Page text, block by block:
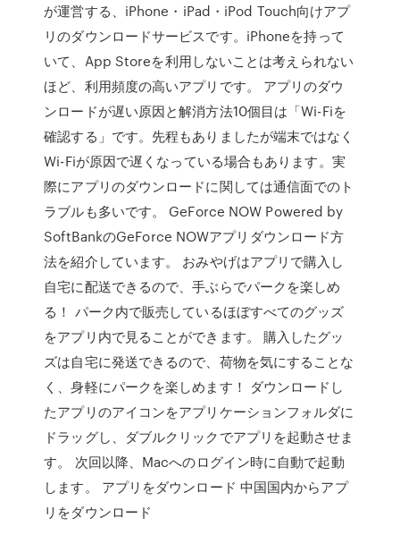
が運営する、iPhone・iPad・iPod Touch向けアプ
リのダウンロードサービスです。iPhoneを持って
いて、App Storeを利用しないことは考えられない
ほど、利用頻度の高いアプリです。 アプリのダウ
ンロードが遅い原因と解消方法10個目は「Wi-Fiを
確認する」です。先程もありましたが端末ではなく
Wi-Fiが原因で遅くなっている場合もあります。実
際にアプリのダウンロードに関しては通信面でのト
ラブルも多いです。 GeForce NOW Powered by
SoftBankのGeForce NOWアプリダウンロード方
法を紹介しています。 おみやげはアプリで購入し
自宅に配送できるので、手ぶらでパークを楽しめ
る！ パーク内で販売しているほぼすべてのグッズ
をアプリ内で見ることができます。 購入したグッ
ズは自宅に発送できるので、荷物を気にすることな
く、身軽にパークを楽しめます！ ダウンロードし
たアプリのアイコンをアプリケーションフォルダに
ドラッグし、ダブルクリックでアプリを起動させま
す。 次回以降、Macへのログイン時に自動で起動
します。 アプリをダウンロード 中国国内からアプ
リをダウンロード